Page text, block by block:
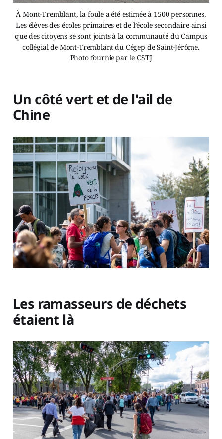
À Mont-Tremblant, la foule a été estimée à 1500 personnes.
Les élèves des écoles primaires et de l’école secondaire ainsi
que des citoyens se sont joints à la communauté du Campus
collégial de Mont-Tremblant du Cégep de Saint-Jérôme.
Photo fournie par le CSTJ
Un côté vert et de l'ail de
Chine
Les ramasseurs de déchets
étaient là